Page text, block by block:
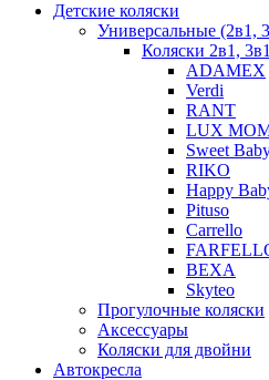
Детские коляски
Универсальные (2в1,
Коляски 2в1, 3в1
ADAMEX
Verdi
RANT
LUX
Sweet
RIKO
Happy
Pituso
Carrello
BEXA
Skyteo
Прогулочные коляски
Аксессуары
Коляски для двойни
Автокресла